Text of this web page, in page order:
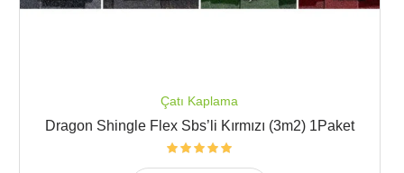
Çatı Kaplama
Dragon Shingle Flex Sbs’li Kırmızı (3m2) 1Paket